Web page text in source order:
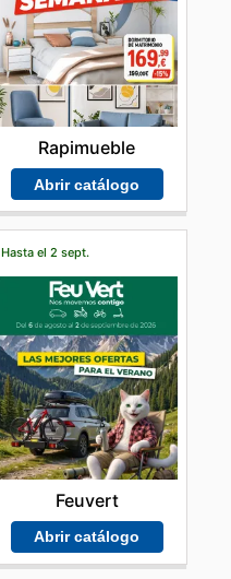
Rapimueble
Abrir catálogo
Hasta el 2 sept.
Feuvert
Abrir catálogo